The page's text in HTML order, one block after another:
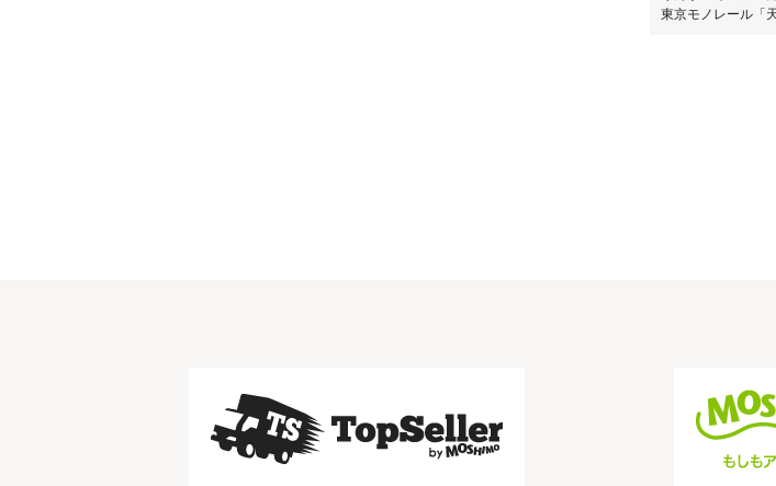
東京モノレール「